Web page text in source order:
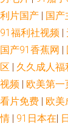
片国产 | 国产
91福利社视频 |
国产91香蕉网 |
| 久久成人福
频 | 欧美第一
片免费 | 欧美
| 91日本在|